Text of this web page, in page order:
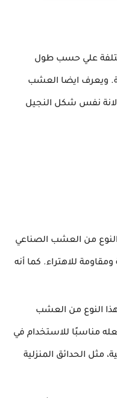
علي حسب طول
ويعرف ايضا العشب
نفس شكل النجيل
من العشب الصناعي
ومقاومة للاهتراء. كما أنه
النوع من العشب
مناسبًا للاستخدام في
مثل الحدائق المنزلية